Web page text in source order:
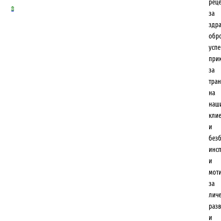
0
за
за
на
и
и
за
и